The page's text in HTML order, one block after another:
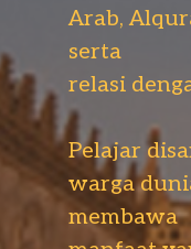
Arab,
serta
relasi
Pelajar
warga
membawa